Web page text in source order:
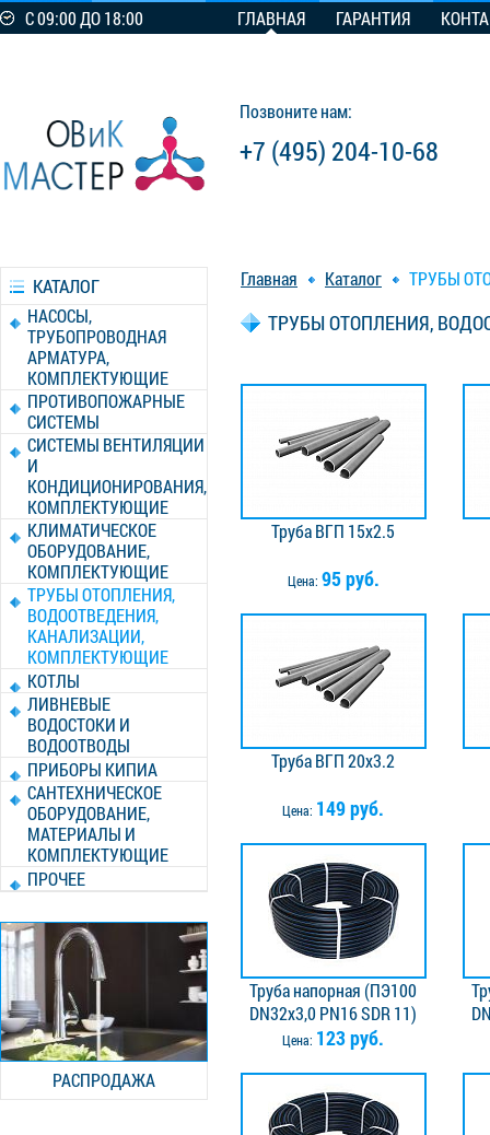
С 09:00 ДО 18:00 ГЛАВНАЯ ГАРАНТИЯ
Позвоните нам:
+7 (495) 204-10-68
КАТАЛОГ
НАСОСЫ,
ТРУБОПРОВОДНАЯ
АРМАТУРА,
КОМПЛЕКТУЮЩИЕ
ПРОТИВОПОЖАРНЫЕ
СИСТЕМЫ
СИСТЕМЫ ВЕНТИЛЯЦИИ
И
КОНДИЦИОНИРОВАНИЯ,
КОМПЛЕКТУЮЩИЕ
КЛИМАТИЧЕСКОЕ
ОБОРУДОВАНИЕ,
КОМПЛЕКТУЮЩИЕ
ТРУБЫ ОТОПЛЕНИЯ,
ВОДООТВЕДЕНИЯ,
КАНАЛИЗАЦИИ,
КОМПЛЕКТУЮЩИЕ
КОТЛЫ
ЛИВНЕВЫЕ
ВОДОСТОКИ И
ВОДООТВОДЫ
ПРИБОРЫ КИПИА
САНТЕХНИЧЕСКОЕ
ОБОРУДОВАНИЕ,
МАТЕРИАЛЫ И
КОМПЛЕКТУЮЩИЕ
ПРОЧЕЕ
РАСПРОДАЖА
Главная Каталог ТРУБЫ
ТРУБЫ ОТОПЛЕНИЯ,
Труба ВГП 15х2.5
Цена: 95 руб.
Труба ВГП 20х3.2
Цена: 149 руб.
Труба напорная (ПЭ100
DN32х3,0 PN16 SDR 11)
Цена: 123 руб.